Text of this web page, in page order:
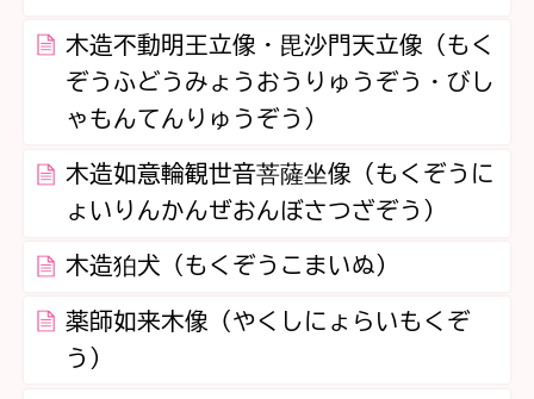
木造不動明王立像・毘沙門天立像（もく
ぞうふどうみょうおうりゅうぞう・びし
ゃもんてんりゅうぞう）
木造如意輪観世音菩薩坐像（もくぞうに
ょいりんかんぜおんぼさつざぞう）
木造狛犬（もくぞうこまいぬ）
薬師如来木像（やくしにょらいもくぞ
う）